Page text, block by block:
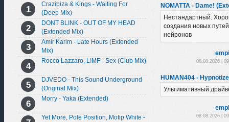
Crazibiza & Kings - Waiting For
(Deep Mix)
DONT BLINK - OUT OF MY HEAD
(Extended Mix)
Amir Karim - Late Hours (Extended
Mix)
Rocco Lazzaro, L!MF - Sex (Club Mix)
DJVEDO - This Sound Underground
(Original Mix)
Morry - Yaka (Extended)
Yet More, Pole Position, Motip White -
NOMATTA - Dame!
Нестандартный.
создания новых
нейронов
08.08.2026 |
HUMAN404 -
Ультимативный
08.08.2026 |